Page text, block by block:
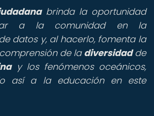
brinda la oportunidad
a la comunidad en la
datos y, al hacerlo, fomenta la
de la diversidadde
y los fenómenos oceánicos,
así a la educación en este